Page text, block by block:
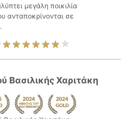
μεγάλη ποικιλία
ανταποκρίνονται σε
Βασιλικής Χαριτάκη